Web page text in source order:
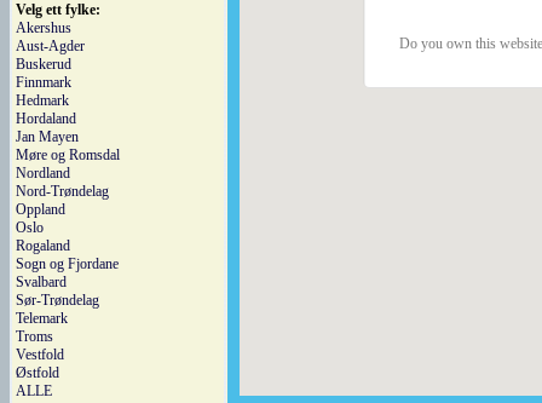
Velg ett fylke:
Akershus
Aust-Agder
Buskerud
Finnmark
Hedmark
Hordaland
Jan Mayen
Møre og Romsdal
Nordland
Nord-Trøndelag
Oppland
Oslo
Rogaland
Sogn og Fjordane
Svalbard
Sør-Trøndelag
Telemark
Troms
Vestfold
Østfold
ALLE
Do you own this